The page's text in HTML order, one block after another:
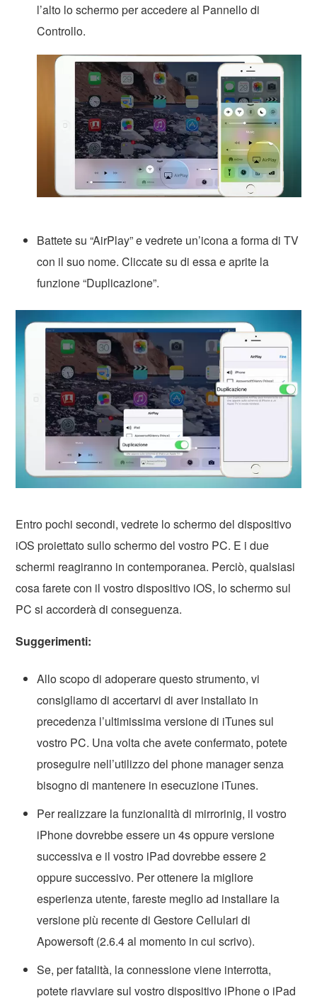
l’alto lo schermo per accedere al Pannello di
Controllo.
Battete su “AirPlay” e vedrete un’icona a forma di TV
con il suo nome. Cliccate su di essa e aprite la
funzione “Duplicazione”.
Entro pochi secondi, vedrete lo schermo del dispositivo
iOS proiettato sullo schermo del vostro PC. E i due
schermi reagiranno in contemporanea. Perciò, qualsiasi
cosa farete con il vostro dispositivo iOS, lo schermo sul
PC si accorderà di conseguenza.
Suggerimenti:
Allo scopo di adoperare questo strumento, vi
consigliamo di accertarvi di aver installato in
precedenza l’ultimissima versione di iTunes sul
vostro PC. Una volta che avete confermato, potete
proseguire nell’utilizzo del phone manager senza
bisogno di mantenere in esecuzione iTunes.
Per realizzare la funzionalità di mirrorinig, il vostro
iPhone dovrebbe essere un 4s oppure versione
successiva e il vostro iPad dovrebbe essere 2
oppure successivo. Per ottenere la migliore
esperienza utente, fareste meglio ad installare la
versione più recente di Gestore Cellulari di
Apowersoft (2.6.4 al momento in cui scrivo).
Se, per fatalità, la connessione viene interrotta,
potete riavviare sul vostro dispositivo iPhone o iPad